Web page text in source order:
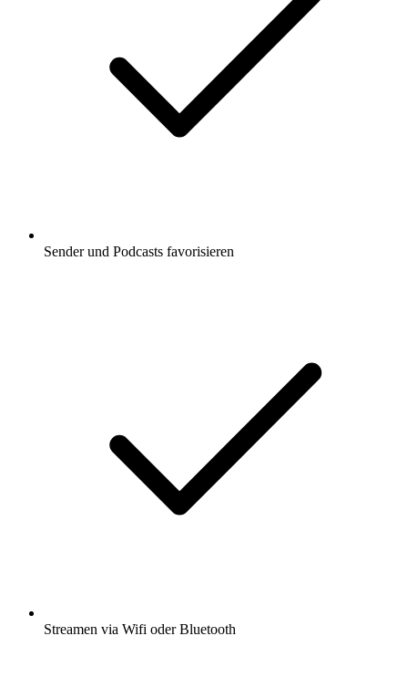
Sender und Podcasts favorisieren
Streamen via Wifi oder Bluetooth